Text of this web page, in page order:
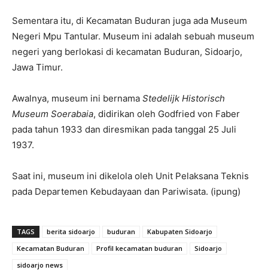
Sementara itu, di Kecamatan Buduran juga ada Museum
Negeri Mpu Tantular. Museum ini adalah sebuah museum
negeri yang berlokasi di kecamatan Buduran, Sidoarjo,
Jawa Timur.
Awalnya, museum ini bernama Stedelijk Historisch
Museum Soerabaia, didirikan oleh Godfried von Faber
pada tahun 1933 dan diresmikan pada tanggal 25 Juli
1937.
Saat ini, museum ini dikelola oleh Unit Pelaksana Teknis
pada Departemen Kebudayaan dan Pariwisata. (ipung)
TAGS berita sidoarjo buduran
Kabupaten Sidoarjo
Kecamatan Buduran
Profil kecamatan buduran
Sidoarjo
sidoarjo news